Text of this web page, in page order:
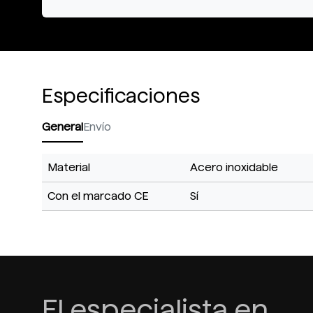
Especificaciones
GeneralEnvío
Material Acero inoxidable
Con el marcado CE Sí